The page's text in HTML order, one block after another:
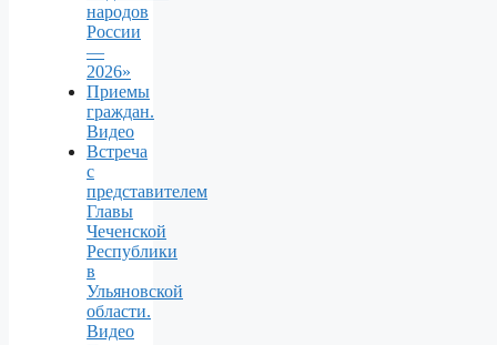
народов
России
—
2026»
Приемы
граждан.
Видео
Встреча
с
представителем
Главы
Чеченской
Республики
в
Ульяновской
области.
Видео